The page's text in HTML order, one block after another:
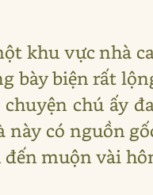
khu vực nhà
bày biện rất
chú ấy
có nguồn
muộn vài